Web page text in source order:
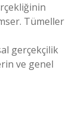
Tümeller
gerçekçilik
ve genel